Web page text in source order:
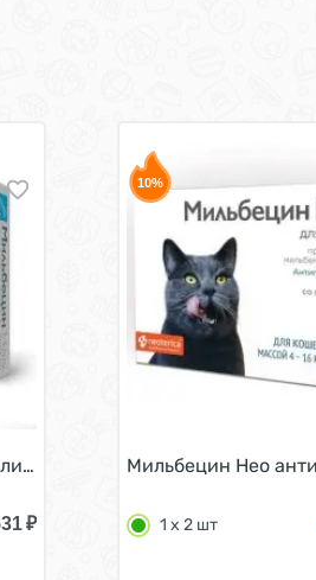
шт
антигельминтные для кошек и
₽
10%
Мильбецин Нео
1 х 2 шт